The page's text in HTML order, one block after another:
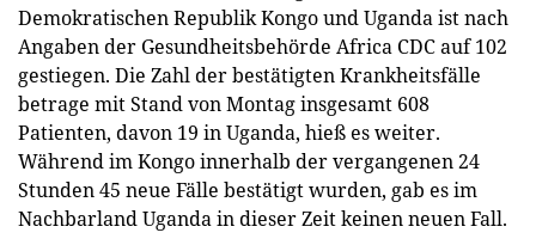
Demokratischen Republik Kongo und Uganda ist nach
Angaben der Gesundheitsbehörde Africa CDC auf 102
gestiegen. Die Zahl der bestätigten Krankheitsfälle
betrage mit Stand von Montag insgesamt 608
Patienten, davon 19 in Uganda, hieß es weiter.
Während im Kongo innerhalb der vergangenen 24
Stunden 45 neue Fälle bestätigt wurden, gab es im
Nachbarland Uganda in dieser Zeit keinen neuen Fall.